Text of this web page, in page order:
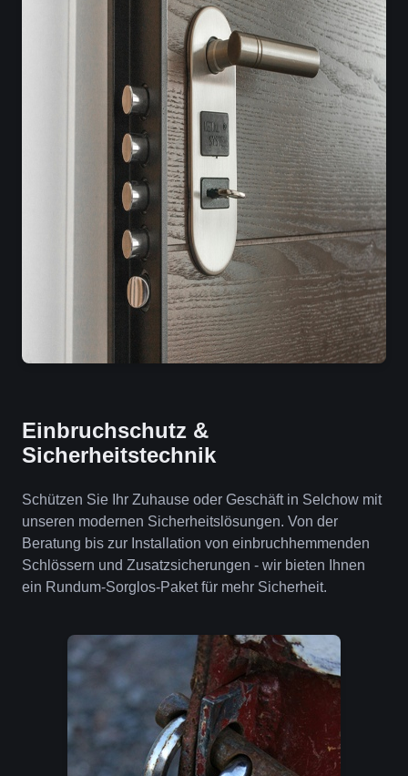
Einbruchschutz &
Sicherheitstechnik
Schützen Sie Ihr Zuhause oder Geschäft in Selchow mit
unseren modernen Sicherheitslösungen. Von der
Beratung bis zur Installation von einbruchhemmenden
Schlössern und Zusatzsicherungen - wir bieten Ihnen
ein Rundum-Sorglos-Paket für mehr Sicherheit.